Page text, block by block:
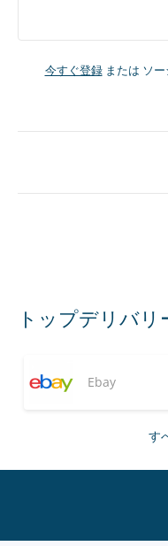
今すぐ登録または ソー
トップデリバリ
Ebay
す